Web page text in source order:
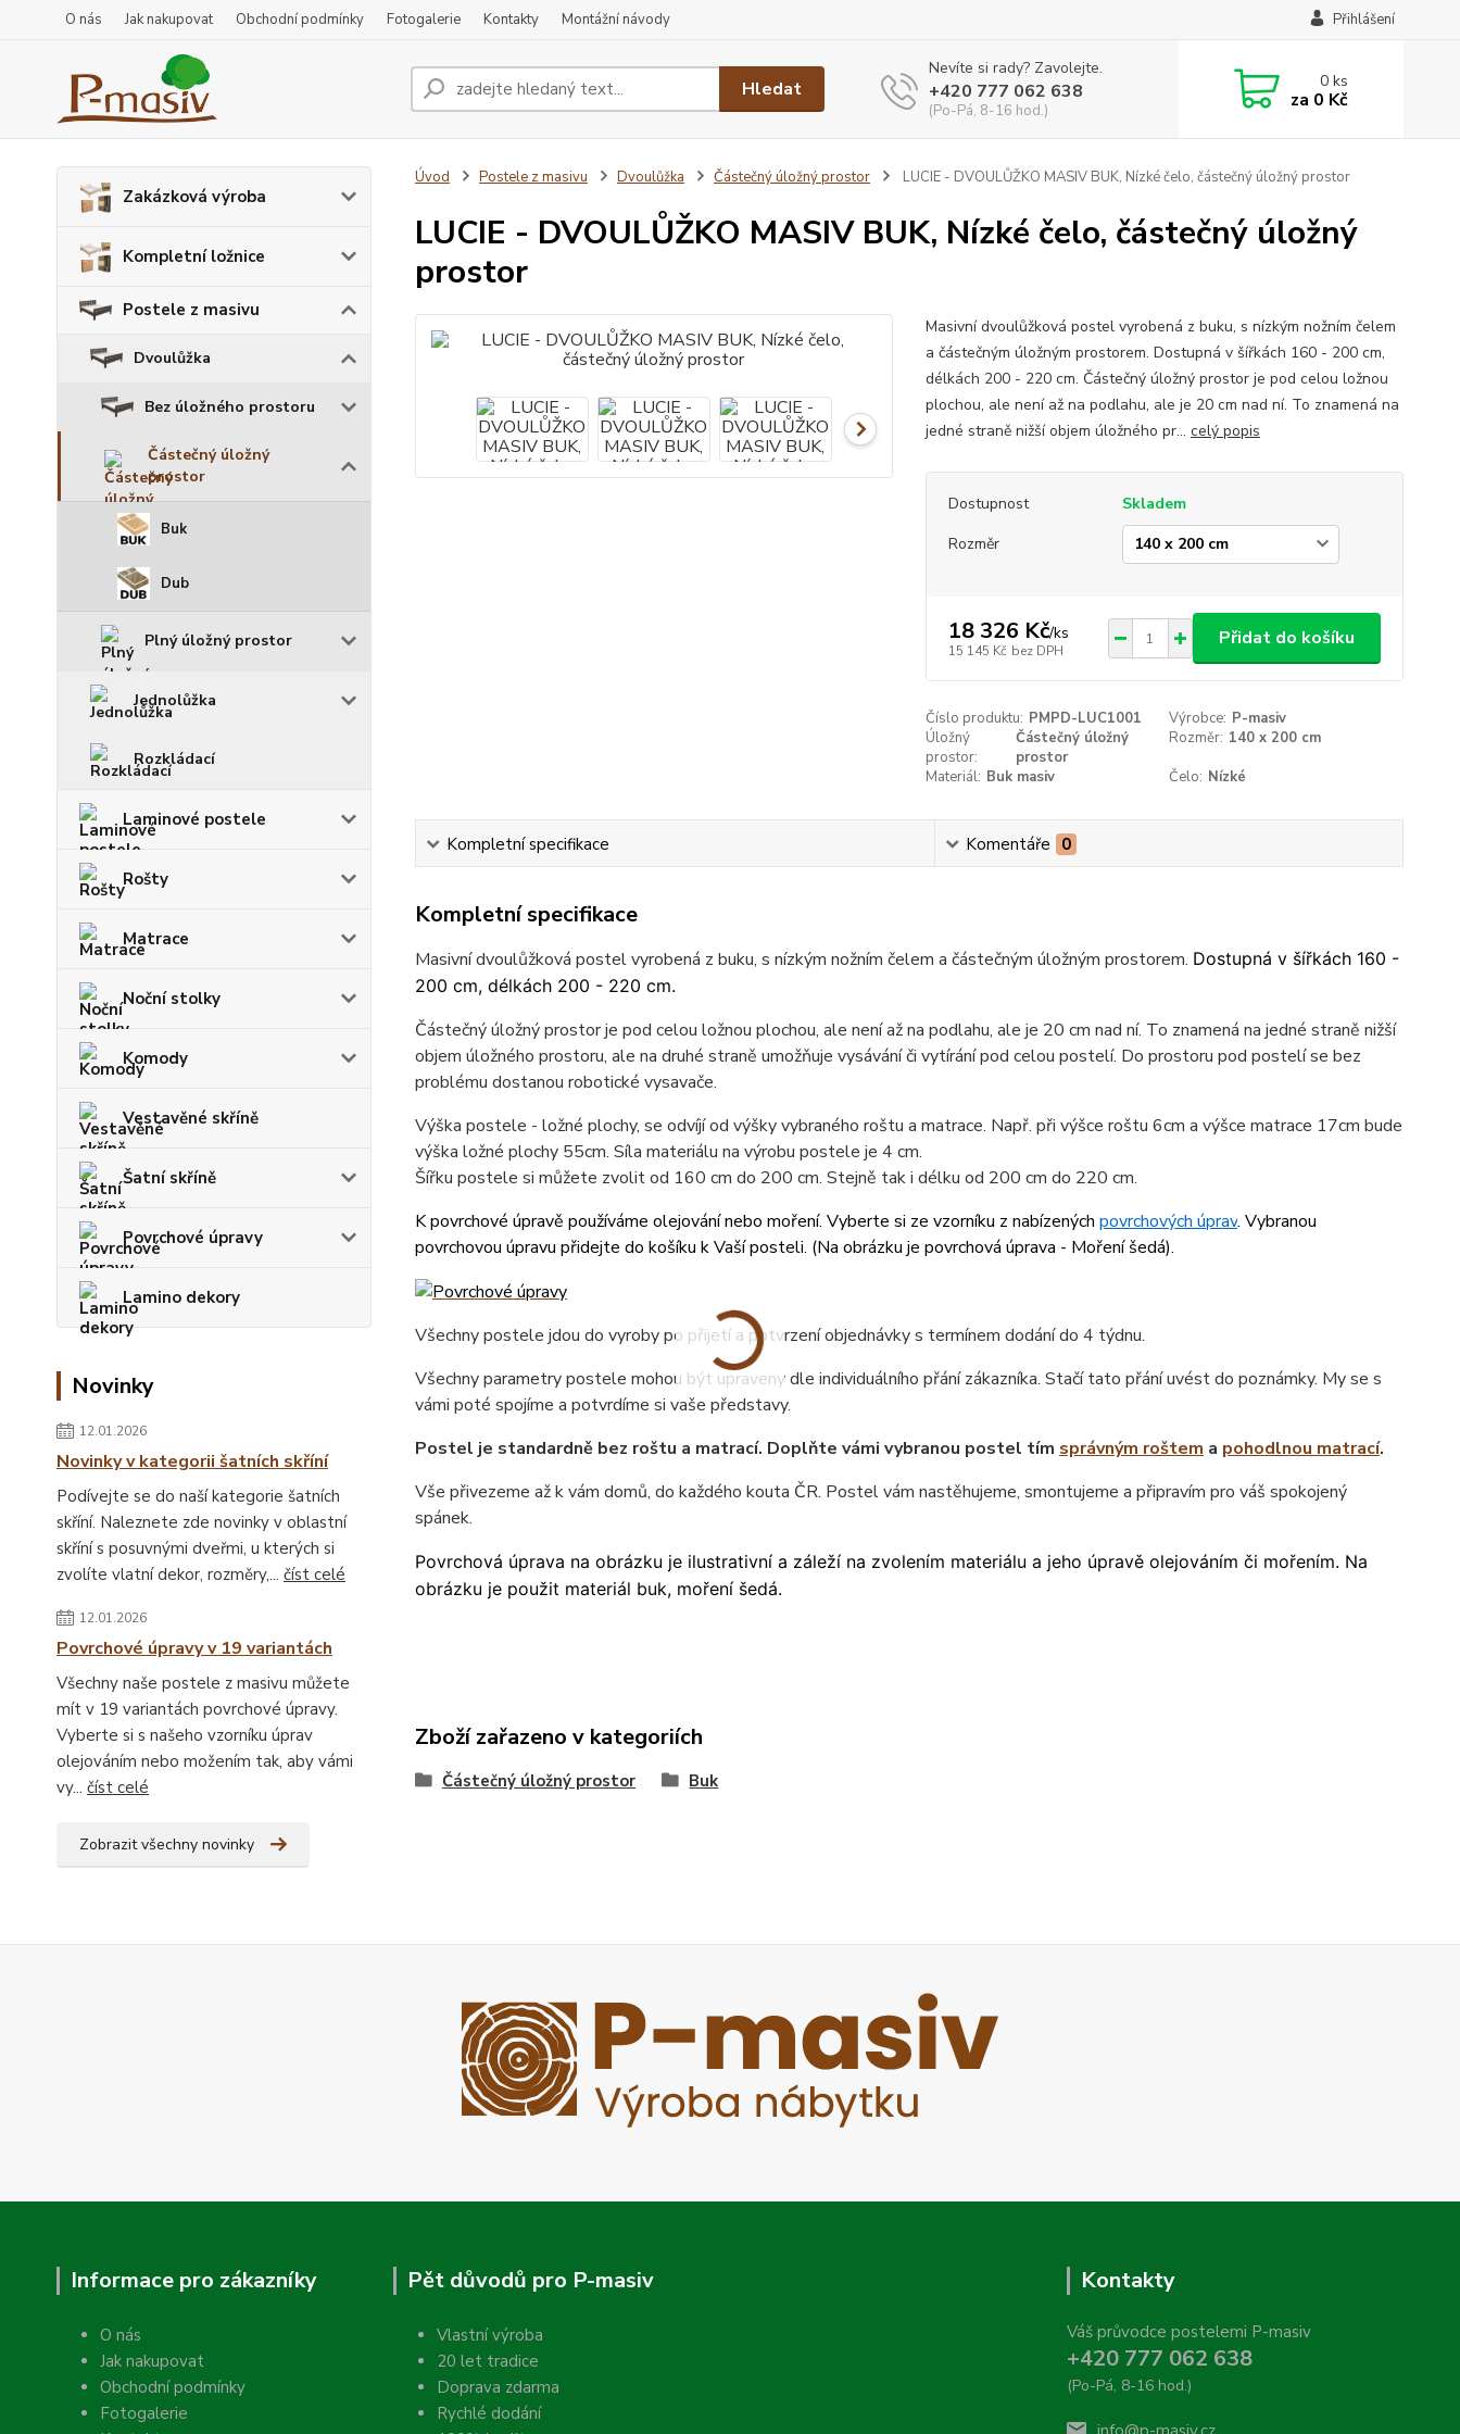
O nás Jak nakupovat Obchodní podmínky Fotogalerie Kontakty Montážní návody Přihlášení
Hledat
Nevíte si rady? Zavolejte.
+420 777 062 638
(Po-Pá, 8-16 hod.)
0ks
za 0 Kč
Zakázková výroba
Kompletní ložnice
Postele z masivu
Dvoulůžka
Bez úložného prostoru
Částečný úložný
prostor
Buk
Dub
Plný úložný prostor
Jednolůžka
Rozkládací
Laminové postele
Rošty
Matrace
Noční stolky
Komody
Vestavěné skříně
Šatní skříně
Povrchové úpravy
Lamino dekory
Novinky
12.01.2026
Novinky v kategorii šatních skříní
Podívejte se do naší kategorie šatních
skříní. Naleznete zde novinky v oblastní
skříní s posuvnými dveřmi, u kterých si
zvolíte vlatní dekor, rozměry,... číst celé
12.01.2026
Povrchové úpravy v 19 variantách
Všechny naše postele z masivu můžete
mít v 19 variantách povrchové úpravy.
Vyberte si s našeho vzorníku úprav
olejováním nebo možením tak, aby vámi
vy... číst celé
Zobrazit všechny novinky
Úvod Postele z masivu Dvoulůžka Částečný úložný prostor LUCIE - DVOULŮŽKO MASIV BUK, Nízké čelo, částečný úložný prostor
LUCIE - DVOULŮŽKO MASIV BUK, Nízké čelo, částečný úložný
prostor
Masivní dvoulůžková postel vyrobená z buku, s nízkým nožním čelem
a částečným úložným prostorem. Dostupná v šířkách 160 - 200 cm,
délkách 200 - 220 cm. Částečný úložný prostor je pod celou ložnou
plochou, ale není až na podlahu, ale je 20 cm nad ní. To znamená na
jedné straně nižší objem úložného pr... celý popis
Dostupnost
Skladem
Rozměr
18 326 Kč/ks
15 145 Kč bez DPH
Přidat do košíku
Číslo produktu: PMPD-LUC1001 Výrobce: P-masiv
Úložný
prostor:
Částečný úložný
prostor
Rozměr: 140 x 200 cm
Materiál: Buk masiv Čelo: Nízké
Kompletní specifikace Komentáře 0
Kompletní specifikace
Masivní dvoulůžková postel vyrobená z buku, s nízkým nožním čelem a částečným úložným prostorem. Dostupná v šířkách 160 -
200 cm, délkách 200 - 220 cm.
Částečný úložný prostor je pod celou ložnou plochou, ale není až na podlahu, ale je 20 cm nad ní. To znamená na jedné straně nižší
objem úložného prostoru, ale na druhé straně umožňuje vysávání či vytírání pod celou postelí. Do prostoru pod postelí se bez
problému dostanou robotické vysavače.
Výška postele - ložné plochy, se odvíjí od výšky vybraného roštu a matrace. Např. při výšce roštu 6cm a výšce matrace 17cm bude
výška ložné plochy 55cm. Síla materiálu na výrobu postele je 4 cm.
Šířku postele si můžete zvolit od 160 cm do 200 cm. Stejně tak i délku od 200 cm do 220 cm.
K povrchové úpravě používáme olejování nebo moření. Vyberte si ze vzorníku z nabízených povrchových úprav. Vybranou
povrchovou úpravu přidejte do košíku k Vaší posteli. (Na obrázku je povrchová úprava - Moření šedá).
Všechny postele jdou do vyroby po přijetí a potvrzení objednávky s termínem dodání do 4 týdnu.
Všechny parametry postele mohou být upraveny dle individuálního přání zákazníka. Stačí tato přání uvést do poznámky. My se s
vámi poté spojíme a potvrdíme si vaše představy.
Postel je standardně bez roštu a matrací. Doplňte vámi vybranou postel tím správným roštem a pohodlnou matrací.
Vše přivezeme až k vám domů, do každého kouta ČR. Postel vám nastěhujeme, smontujeme a připravím pro váš spokojený
spánek.
Povrchová úprava na obrázku je ilustrativní a záleží na zvolením materiálu a jeho úpravě olejováním či mořením. Na
obrázku je použit materiál buk, moření šedá.
Zboží zařazeno v kategoriích
Částečný úložný prostor Buk
Informace pro zákazníky
O nás
Jak nakupovat
Obchodní podmínky
Fotogalerie
Pět důvodů pro P-masiv
Vlastní výroba
20 let tradice
Doprava zdarma
Rychlé dodání
Kontakty
Váš průvodce postelemi P-masiv
+420 777 062 638
(Po-Pá, 8-16 hod.)